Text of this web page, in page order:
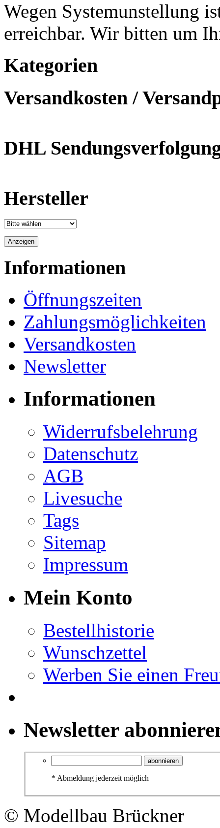
Wegen Systemunstellung
erreichbar. Wir bitten um
Kategorien
Versandkosten /
DHL
Hersteller
Informationen
Öffnungszeiten
Zahlungsmöglichkeiten
Versandkosten
Newsletter
Informationen
Widerrufsbelehrung
Datenschutz
AGB
Livesuche
Tags
Sitemap
Impressum
Mein Konto
Bestellhistorie
Wunschzettel
Werben Sie einen
Newsletter
abonnieren
* Abmeldung jederzeit möglich
© Modellbau Brückner